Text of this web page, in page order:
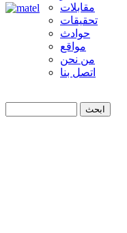
مقابلات
تحقيقات
حوادث
مواقع
من نحن
اتصل بنا